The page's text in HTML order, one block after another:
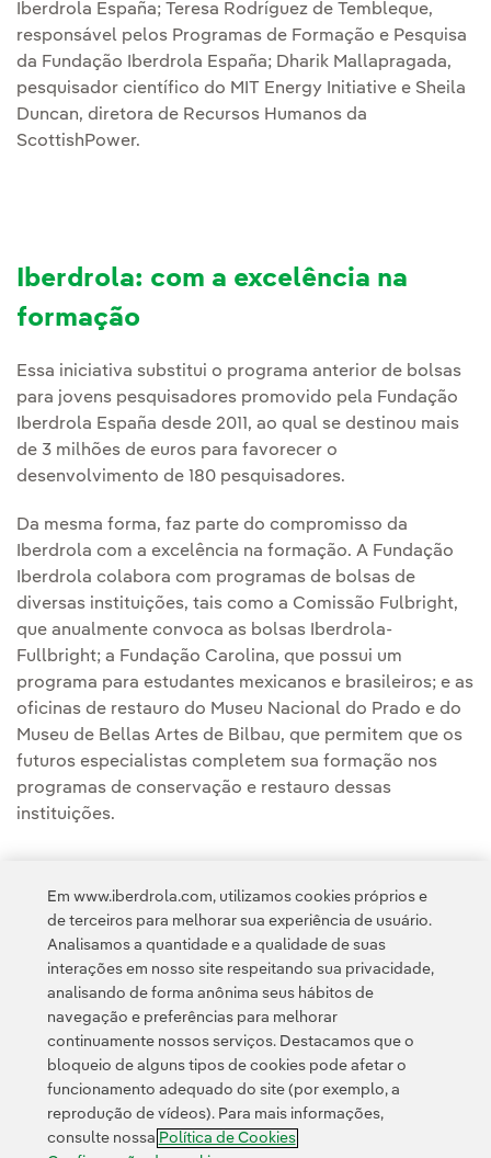
Iberdrola España; Teresa Rodríguez de Tembleque,
responsável pelos Programas de Formação e Pesquisa
da Fundação Iberdrola España; Dharik Mallapragada,
pesquisador científico do MIT Energy Initiative e Sheila
Duncan, diretora de Recursos Humanos da
ScottishPower.
Iberdrola: com a excelência na
formação
Essa iniciativa substitui o programa anterior de bolsas
para jovens pesquisadores promovido pela Fundação
Iberdrola España desde 2011, ao qual se destinou mais
de 3 milhões de euros para favorecer o
desenvolvimento de 180 pesquisadores.
Da mesma forma, faz parte do compromisso da
Iberdrola com a excelência na formação. A Fundação
Iberdrola colabora com programas de bolsas de
diversas instituições, tais como a Comissão Fulbright,
que anualmente convoca as bolsas Iberdrola-
Fullbright; a Fundação Carolina, que possui um
programa para estudantes mexicanos e brasileiros; e as
oficinas de restauro do Museu Nacional do Prado e do
Museu de Bellas Artes de Bilbau, que permitem que os
futuros especialistas completem sua formação nos
programas de conservação e restauro dessas
instituições.
Acesso a informação legal
Contato Clientes Política de Privacidade Informação legal
Transparência no uso da IA Política de cookies
Em www.iberdrola.com, utilizamos cookies próprios e
de terceiros para melhorar sua experiência de usuário.
Analisamos a quantidade e a qualidade de suas
interações em nosso site respeitando sua privacidade,
analisando de forma anônima seus hábitos de
navegação e preferências para melhorar
continuamente nossos serviços. Destacamos que o
bloqueio de alguns tipos de cookies pode afetar o
funcionamento adequado do site (por exemplo, a
reprodução de vídeos). Para mais informações,
consulte nossa Política de Cookies